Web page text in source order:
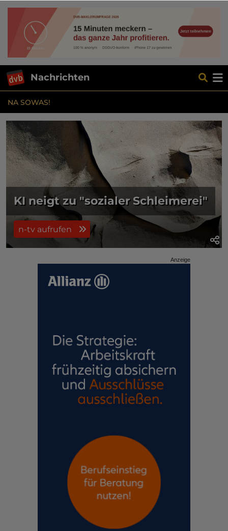
Nachrichten
NA SOWAS!
KI neigt zu "sozialer Schleimerei"
n-tv aufrufen
Anzeige